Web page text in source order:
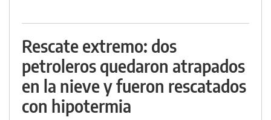
Rescate extremo: dos
petroleros quedaron atrapados
en la nieve y fueron rescatados
con hipotermia